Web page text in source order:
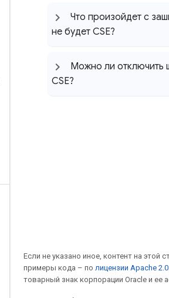
Что произойдет с
не будет CSE?
Можно ли отключить
CSE?
Если не указано иное, контент на этой
примеры кода – по лицензии Apache 2.0
товарный знак корпорации Oracle и ее